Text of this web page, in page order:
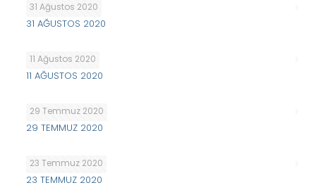
31 Ağustos 2020
31 AĞUSTOS 2020
11 Ağustos 2020
11 AĞUSTOS 2020
29 Temmuz 2020
29 TEMMUZ 2020
23 Temmuz 2020
23 TEMMUZ 2020